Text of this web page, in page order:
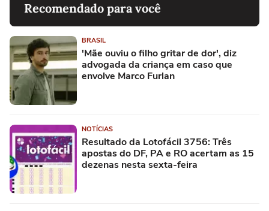
Recomendado para você
BRASIL
'Mãe ouviu o filho gritar de dor', diz
advogada da criança em caso que
envolve Marco Furlan
NOTÍCIAS
Resultado da Lotofácil 3756: Três
apostas do DF, PA e RO acertam as 15
dezenas nesta sexta-feira